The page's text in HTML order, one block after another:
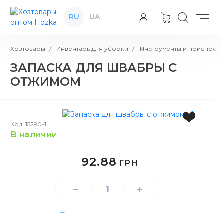
RU UA
Хозтовары Инвентарь для уборки Инструменты и
ЗАПАСКА ДЛЯ ШВАБРЫ С
ОТЖИМОМ
Код: 15290-1
в наличии
92.88 ГРН